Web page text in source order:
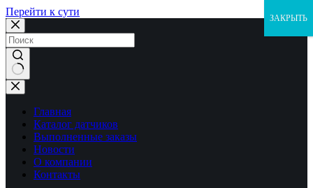
Перейти к сути
Ничего
не
найденоГлавная
Каталог датчиков
Выполненные заказы
Новости
О компании
Контакты
ЗАКРЫТЬ